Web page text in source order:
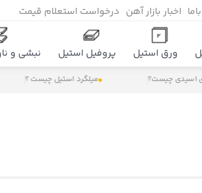
اخبار بازار آهن درخواست استعلام قیمت
ورق استیل پروفیل استیل نبشی و
چیست؟ میلگرد استیل چیست ؟